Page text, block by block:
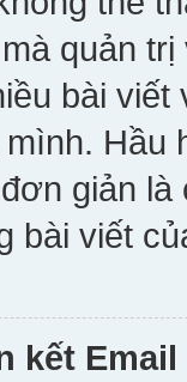
quản
bài
Hầu
giản
bài viết
kết